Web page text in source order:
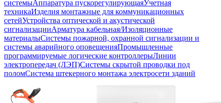
системыАппаратура пускорегулирующаяУчетная
техникаИзделия монтажные для коммуникационных
сетейУстройства оптической и акустической
сигнализацииАрматура кабельная/Изоляционные
материалыСистемы пожарной, охранной сигнализации и
системы аварийного оповещенияПромышленные
программируемые логические контроллерыЛинии
электропередач (ЛЭП)Системы скрытой проводки под
поломСистема штекерного монтажа электросети зданий